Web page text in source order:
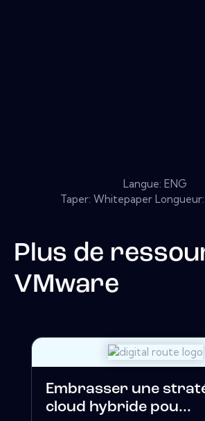
Langue: ENG
Taper: Whitepaper
Plus de
VMware
Embrasser une
cloud hybride pou...